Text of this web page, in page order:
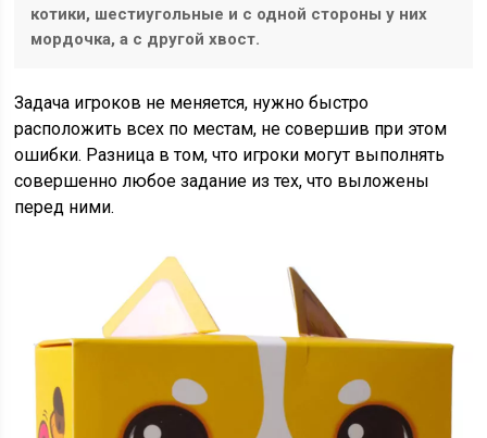
котики, шестиугольные и с одной стороны у них
мордочка, а с другой хвост.
Задача игроков не меняется, нужно быстро
расположить всех по местам, не совершив при этом
ошибки. Разница в том, что игроки могут выполнять
совершенно любое задание из тех, что выложены
перед ними.